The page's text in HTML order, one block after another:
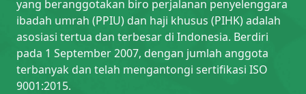
yang beranggotakan biro perjalanan penyelenggara
ibadah umrah (PPIU) dan haji khusus (PIHK) adalah
asosiasi tertua dan terbesar di Indonesia. Berdiri
pada 1 September 2007, dengan jumlah anggota
terbanyak dan telah mengantongi sertifikasi ISO
9001:2015.